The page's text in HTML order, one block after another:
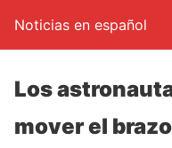
Noticias en español
Los
mover el